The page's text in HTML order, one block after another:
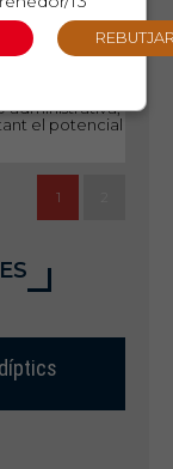
administrativa,
el potencial
2ª
EDICIÓ
1